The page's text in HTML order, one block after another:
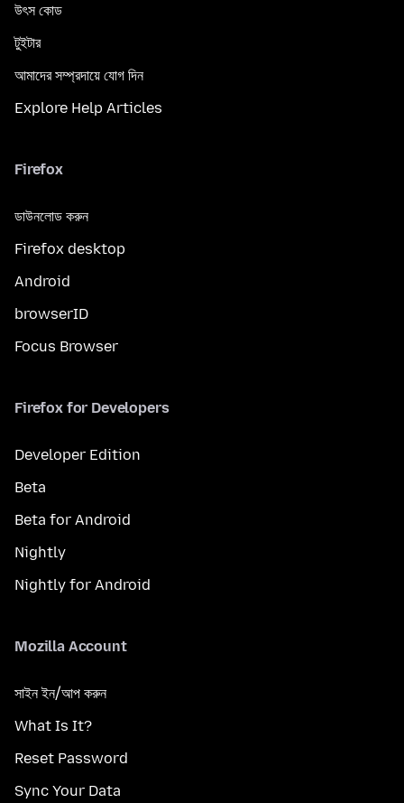
উৎস কোড
টুইটার
আমাদের সম্প্রদায়ে যোগ দিন
Explore Help Articles
Firefox
ডাউনলোড করুন
Firefox desktop
Android
browserID
Focus Browser
Firefox for Developers
Developer Edition
Beta
Beta for Android
Nightly
Nightly for Android
Mozilla Account
সাইন ইন/আপ করুন
What Is It?
Reset Password
Sync Your Data